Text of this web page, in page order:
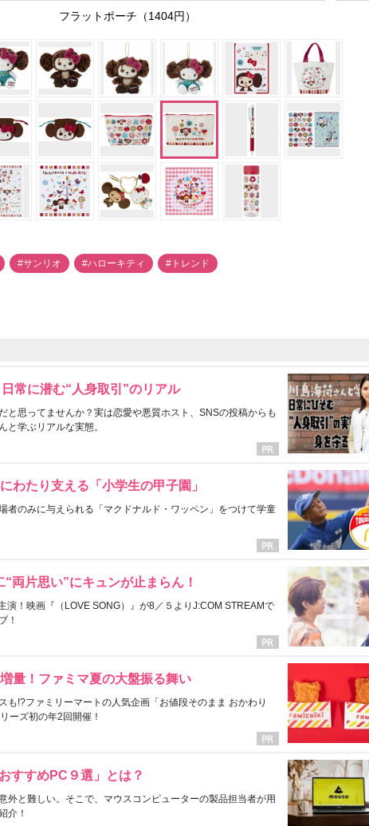
フラットポーチ（1404円）
#サンリオ #ハローキティ #トレンド
常に潜む“人身取引”のリアル
と思ってませんか？実は恋愛や悪質ホスト、SNSの投稿からも
と学ぶリアルな実態。
わたり支える「小学生の甲子園」
者のみに与えられる「マクドナルド・ワッペン」をつけて学童
両片思い”にキュンが止まらん！
演！映画『（LOVE SONG）』が8／５よりJ:COM STREAMで
！
量！ファミマ夏の大盤振る舞い
も!?ファミリーマートの人気企画「お値段そのまま おかわり
ーズ初の年2回開催！
すすめPC９選」とは？
外と難しい。そこで、マウスコンピューターの製品担当者が用
介！